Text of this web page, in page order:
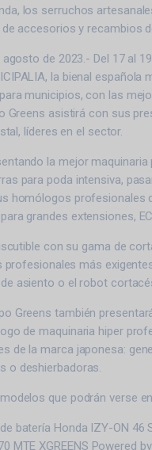
los serruchos
accesorios y recambios
agosto de 2023.- Del 17 al
la bienal
municipios, con las
Greens asistirá con sus
líderes en el sector.
la mejor
para poda intensiva,
homólogos profesionales
grandes extensiones,
con su gama de
profesionales más
asiento o el robot
Greens también
de maquinaria hiper
de la marca japonesa:
o deshierbadoras.
que podrán verse
batería Honda IZY-ON 46
MTE XGREENS Powered